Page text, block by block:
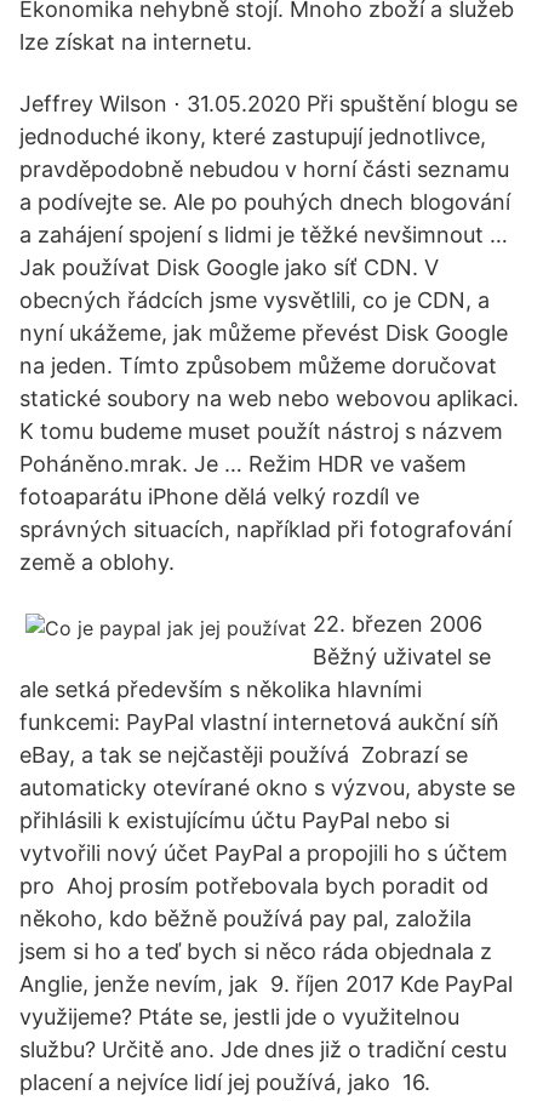
Ekonomika nehybně stojí. Mnoho zboží a služeb
lze získat na internetu.
Jeffrey Wilson ⋅ 31.05.2020 Při spuštění blogu se
jednoduché ikony, které zastupují jednotlivce,
pravděpodobně nebudou v horní části seznamu
a podívejte se. Ale po pouhých dnech blogování
a zahájení spojení s lidmi je těžké nevšimnout …
Jak používat Disk Google jako síť CDN. V
obecných řádcích jsme vysvětlili, co je CDN, a
nyní ukážeme, jak můžeme převést Disk Google
na jeden. Tímto způsobem můžeme doručovat
statické soubory na web nebo webovou aplikaci.
K tomu budeme muset použít nástroj s názvem
Poháněno.mrak. Je … Režim HDR ve vašem
fotoaparátu iPhone dělá velký rozdíl ve
správných situacích, například při fotografování
země a oblohy.
22. březen 2006
Běžný uživatel se
ale setká především s několika hlavními
funkcemi: PayPal vlastní internetová aukční síň
eBay, a tak se nejčastěji používá Zobrazí se
automaticky otevírané okno s výzvou, abyste se
přihlásili k existujícímu účtu PayPal nebo si
vytvořili nový účet PayPal a propojili ho s účtem
pro Ahoj prosím potřebovala bych poradit od
někoho, kdo běžně používá pay pal, založila
jsem si ho a teď bych si něco ráda objednala z
Anglie, jenže nevím, jak 9. říjen 2017 Kde PayPal
využijeme? Ptáte se, jestli jde o využitelnou
službu? Určitě ano. Jde dnes již o tradiční cestu
placení a nejvíce lidí jej používá, jako 16.